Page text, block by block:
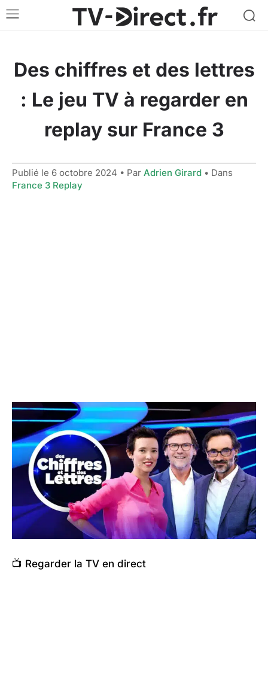
Des chiffres et des lettres
: Le jeu TV à regarder en
replay sur France 3
Publié le 6 octobre 2024 • Par Adrien Girard • Dans
France 3 Replay
📺 Regarder la TV en direct